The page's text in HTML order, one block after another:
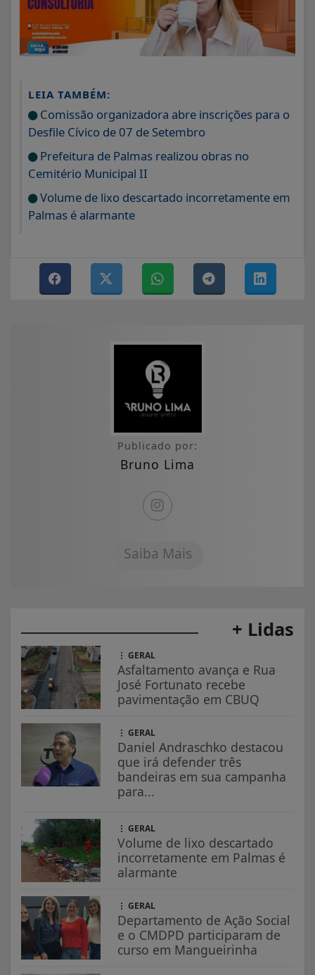
LEIA TAMBÉM:
Comissão organizadora abre inscrições para o
Desfile Cívico de 07 de Setembro
Prefeitura de Palmas realizou obras no
Cemitério Municipal II
Volume de lixo descartado incorretamente em
Palmas é alarmante
Publicado por:
Bruno Lima
Saiba Mais
+ Lidas
GERAL
Asfaltamento avança e Rua
José Fortunato recebe
pavimentação em CBUQ
GERAL
Daniel Andraschko destacou
que irá defender três
bandeiras em sua campanha
para...
GERAL
Volume de lixo descartado
incorretamente em Palmas é
alarmante
GERAL
Departamento de Ação Social
e o CMDPD participaram de
curso em Mangueirinha